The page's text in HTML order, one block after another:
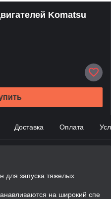
Komatsu
Доставка Оплата
для запуска тяжелых
на широкий спе